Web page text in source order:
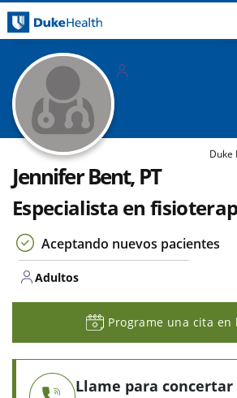
Duke
Jennifer Bent, PT
Especialista en
Aceptando nuevos pacientes
Adultos
Programe una cita
Llame para